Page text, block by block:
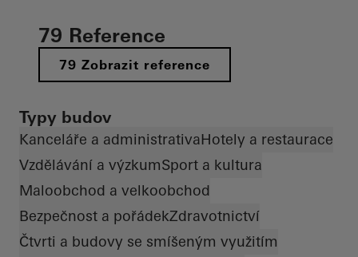
79 Reference
79 Zobrazit reference
Typy budov
Kanceláře a administrativaHotely a restaurace
Vzdělávání a výzkumSport a kultura
Maloobchod a velkoobchod
Bezpečnost a pořádekZdravotnictví
Čtvrti a budovy se smíšeným využitím